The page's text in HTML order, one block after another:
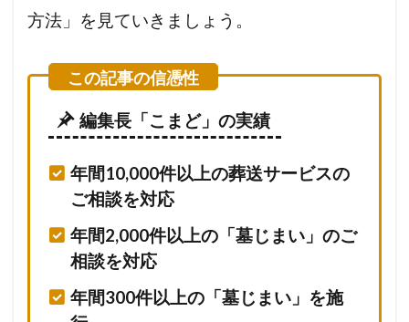
方法」を見ていきましょう。
編集長「こまど」の実績
年間10,000件以上の葬送サービスの
ご相談を対応
年間2,000件以上の「墓じまい」のご
相談を対応
年間300件以上の「墓じまい」を施